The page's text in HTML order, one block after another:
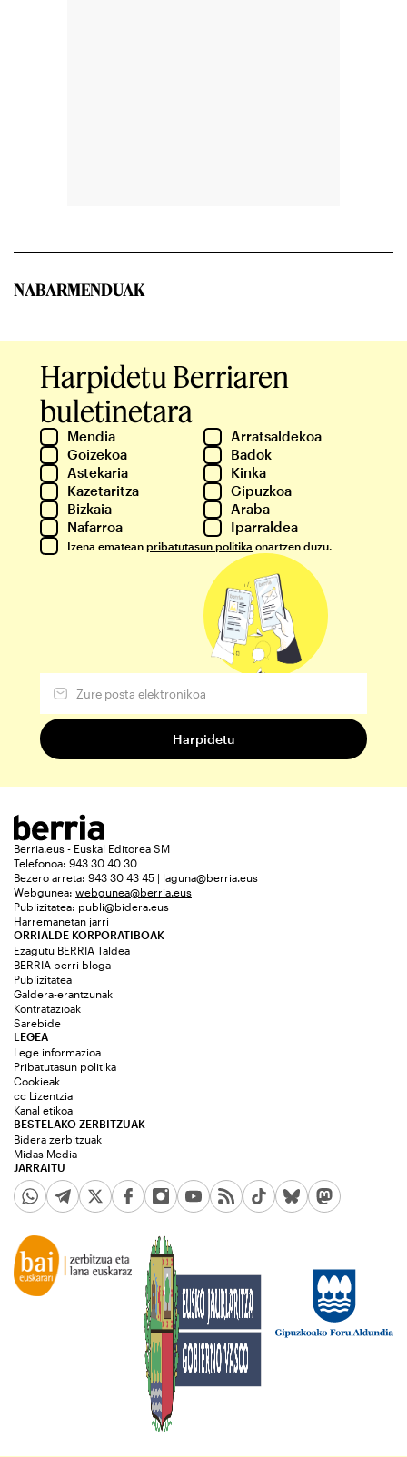
NABARMENDUAK
Harpidetu Berriaren
buletinetara
Mendia
Arratsaldekoa
Goizekoa
Badok
Astekaria
Kinka
Kazetaritza
Gipuzkoa
Bizkaia
Araba
Nafarroa
Iparraldea
Izena ematean pribatutasun politika onartzen duzu.
Berria.eus - Euskal Editorea SM
Telefonoa: 943 30 40 30
Bezero arreta: 943 30 43 45 | laguna@berria.eus
Webgunea: webgunea@berria.eus
Publizitatea: publi@bidera.eus
Harremanetan jarri
ORRIALDE KORPORATIBOAK
Ezagutu BERRIA Taldea
BERRIA berri bloga
Publizitatea
Galdera-erantzunak
Kontratazioak
Sarebide
JARRAITU
LEGEA
Lege informazioa
Pribatutasun politika
Cookieak
cc Lizentzia
Kanal etikoa
BESTELAKO ZERBITZUAK
Bidera zerbitzuak
Midas Media